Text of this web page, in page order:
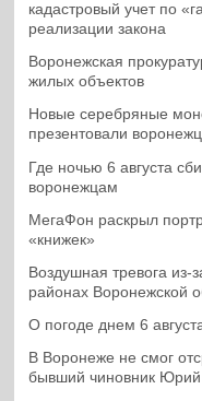
кадастровый учет по
реализации закона
Воронежская
жилых объектов
Новые серебряные
презентовали
Где ночью 6 августа
воронежцам
МегаФон раскрыл
«книжек»
Воздушная тревога из-
районах Воронежской
О погоде днем 6
В Воронеже не смог
бывший чиновник